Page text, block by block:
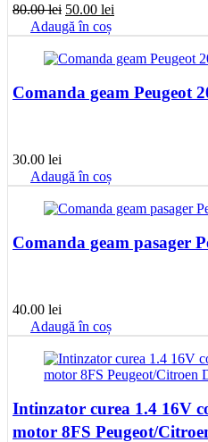
80.00lei Prețul
inițial
a
fost:
50.00 lei
este:
50.00 lei.
Adaugă în coș
Comanda geam Peugeot
30.00 lei
Adaugă în coș
Comanda geam pasager
40.00 lei
Adaugă în coș
Intinzator curea 1.4 16V
motor 8FS Peugeot/